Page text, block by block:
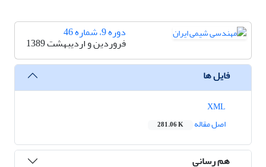
دوره 9، شماره 46
فروردین و اردیبهشت 1389
فایل ها
اصل مقاله
281.06 K
هم رسانی